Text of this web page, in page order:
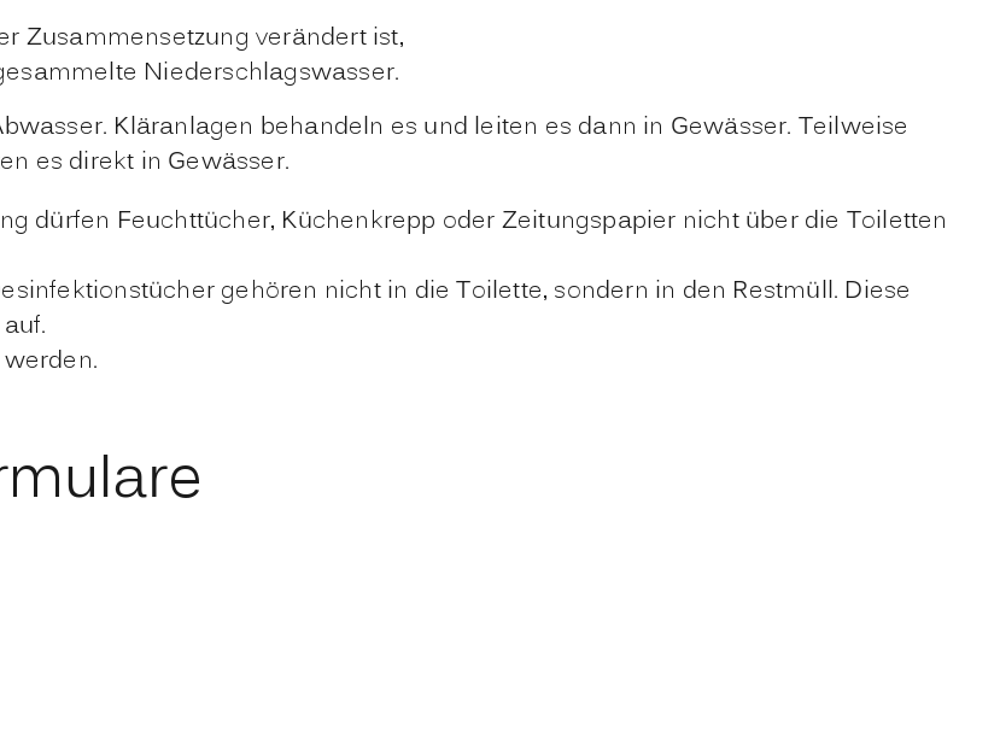
Zusammensetzung verändert ist,
Niederschlagswasser.
Kläranlagen behandeln es und leiten es dann in Gewässer. Teilweise
es direkt in Gewässer.
dürfen Feuchttücher, Küchenkrepp oder Zeitungspapier nicht über die Toiletten
gehören nicht in die Toilette, sondern in den Restmüll. Diese